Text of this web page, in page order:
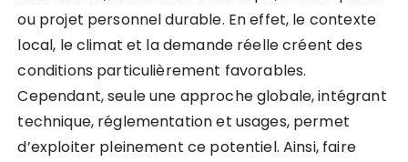
ou projet personnel durable. En effet, le contexte
local, le climat et la demande réelle créent des
conditions particulièrement favorables.
Cependant, seule une approche globale, intégrant
technique, réglementation et usages, permet
d’exploiter pleinement ce potentiel. Ainsi, faire